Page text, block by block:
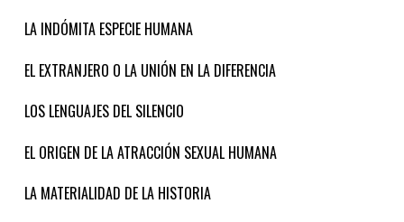
LA INDÓMITA ESPECIE HUMANA
EL EXTRANJERO O LA UNIÓN EN LA DIFERENCIA
LOS LENGUAJES DEL SILENCIO
EL ORIGEN DE LA ATRACCIÓN SEXUAL HUMANA
LA MATERIALIDAD DE LA HISTORIA